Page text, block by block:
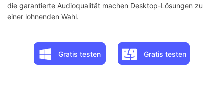
die garantierte Audioqualität machen Desktop-Lösungen zu
einer lohnenden Wahl.
Gratis testen Gratis testen